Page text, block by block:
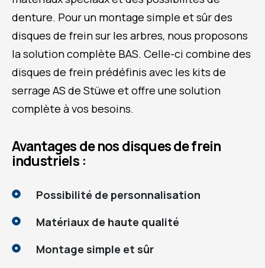
denture. Pour un montage simple et sûr des
disques de frein sur les arbres, nous proposons
la solution complète BAS. Celle-ci combine des
disques de frein prédéfinis avec les kits de
serrage AS de Stüwe et offre une solution
complète à vos besoins.
Avantages de nos disques de frein
industriels :
Possibilité de personnalisation
Matériaux de haute qualité
Montage simple et sûr